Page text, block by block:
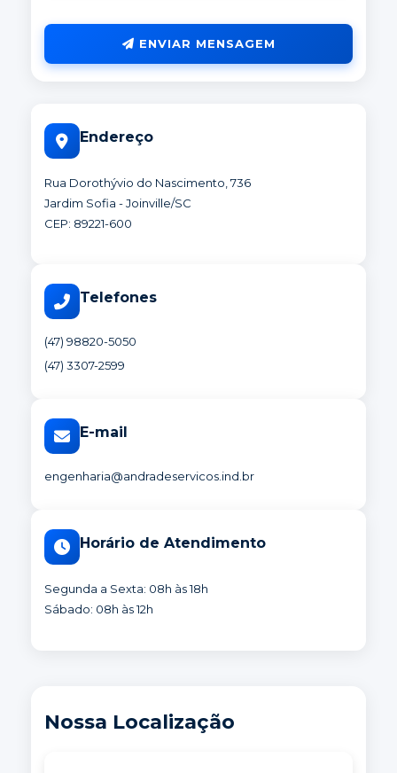
ENVIAR MENSAGEM
Endereço
Rua Dorothývio do Nascimento, 736
Jardim Sofia - Joinville/SC
CEP: 89221-600
Telefones
(47) 98820-5050
(47) 3307-2599
E-mail
engenharia@andradeservicos.ind.br
Horário de Atendimento
Segunda a Sexta: 08h às 18h
Sábado: 08h às 12h
Nossa Localização